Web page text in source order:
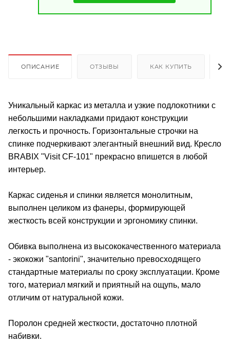
ОПИСАНИЕ ОТЗЫВЫ КАК КУПИТЬ
Уникальный каркас из металла и узкие подлокотники с
небольшими накладками придают конструкции
легкость и прочность. Горизонтальные строчки на
спинке подчеркивают элегантный внешний вид. Кресло
BRABIX "Visit CF-101" прекрасно впишется в любой
интерьер.
Каркас сиденья и спинки является монолитным,
выполнен целиком из фанеры, формирующей
жесткость всей конструкции и эргономику спинки.
Обивка выполнена из высококачественного материала
- экокожи "santorini", значительно превосходящего
стандартные материалы по сроку эксплуатации. Кроме
того, материал мягкий и приятный на ощупь, мало
отличим от натуральной кожи.
Поролон средней жесткости, достаточно плотной
набивки.